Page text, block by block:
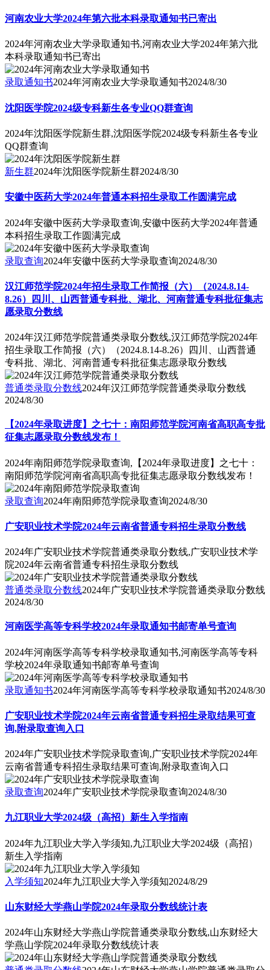
河南农业大学2024年第六批本科录取通知书已寄出
2024年河南农业大学录取通知书,河南农业大学2024年第六批
本科录取通知书已寄出
录取通知书2024年河南农业大学录取通知书2024/8/30
沈阳医学院2024级专科新生各专业QQ群查询
2024年沈阳医学院新生群,沈阳医学院2024级专科新生各专业
QQ群查询
新生群2024年沈阳医学院新生群2024/8/30
安徽中医药大学2024年普通本科招生录取工作圆满完成
2024年安徽中医药大学录取查询,安徽中医药大学2024年普通
本科招生录取工作圆满完成
录取查询2024年安徽中医药大学录取查询2024/8/30
汉江师范学院2024年招生录取工作简报（六）（2024.8.14-
8.26）四川、山西普通专科批、湖北、河南普通专科批征集志
愿录取分数线
2024年汉江师范学院普通类录取分数线,汉江师范学院2024年
招生录取工作简报（六）（2024.8.14-8.26）四川、山西普通
专科批、湖北、河南普通专科批征集志愿录取分数线
普通类录取分数线2024年汉江师范学院普通类录取分数线
2024/8/30
【2024年录取进度】之七十：南阳师范学院河南省高职高专批
征集志愿录取分数线发布！
2024年南阳师范学院录取查询,【2024年录取进度】之七十：
南阳师范学院河南省高职高专批征集志愿录取分数线发布！
录取查询2024年南阳师范学院录取查询2024/8/30
广安职业技术学院2024年云南省普通专科招生录取分数线
2024年广安职业技术学院普通类录取分数线,广安职业技术学
院2024年云南省普通专科招生录取分数线
普通类录取分数线2024年广安职业技术学院普通类录取分数线
2024/8/30
河南医学高等专科学校2024年录取通知书邮寄单号查询
2024年河南医学高等专科学校录取通知书,河南医学高等专科
学校2024年录取通知书邮寄单号查询
录取通知书2024年河南医学高等专科学校录取通知书2024/8/30
广安职业技术学院2024年云南省普通专科招生录取结果可查
询,附录取查询入口
2024年广安职业技术学院录取查询,广安职业技术学院2024年
云南省普通专科招生录取结果可查询,附录取查询入口
录取查询2024年广安职业技术学院录取查询2024/8/30
九江职业大学2024级（高招）新生入学指南
2024年九江职业大学入学须知,九江职业大学2024级（高招）
新生入学指南
入学须知2024年九江职业大学入学须知2024/8/29
山东财经大学燕山学院2024年录取分数线统计表
2024年山东财经大学燕山学院普通类录取分数线,山东财经大
学燕山学院2024年录取分数线统计表